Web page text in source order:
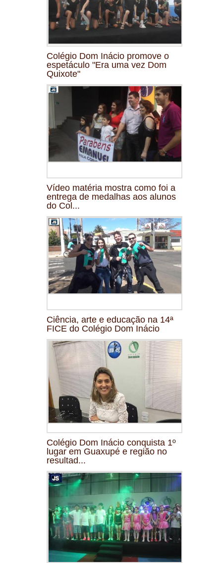
Colégio Dom Inácio promove o
espetáculo "Era uma vez Dom
Quixote"
Vídeo matéria mostra como foi a
entrega de medalhas aos alunos
do Col...
Ciência, arte e educação na 14ª
FICE do Colégio Dom Inácio
Colégio Dom Inácio conquista 1º
lugar em Guaxupé e região no
resultad...